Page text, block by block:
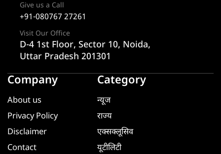
Give us a Call
+91-080767 27261
Visit Our Office
D-4 1st Floor, Sector 10, Noida,
Uttar Pradesh 201301
Company
About us
Privacy Policy
Disclaimer
Contact
Category
न्यूज
राज्य
एक्सक्लूसिव
यूटीलिटी